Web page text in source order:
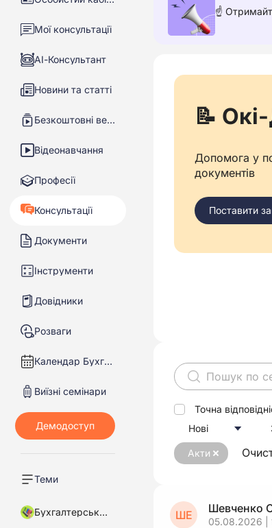
Мої консультації
АІ-Консультант
Новини та статті
Безкоштовні вебінари
Відеонавчання
Професії
Консультації
Документи
Інструменти
Довідники
Розваги
Календар Бухгалтера
Виїзні семінари
Теми
Бухгалтерський облік
☝️
📝
Допомога у
документів
Поставити
Точна
Нові
Акти
ШЕ Шевченко
05.08.2026 |